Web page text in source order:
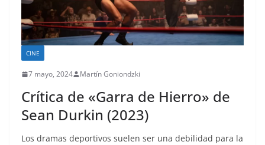
CINE
7 mayo, 2024 Martín Goniondzki
Crítica de «Garra de Hierro» de
Sean Durkin (2023)
Los dramas deportivos suelen ser una debilidad para la